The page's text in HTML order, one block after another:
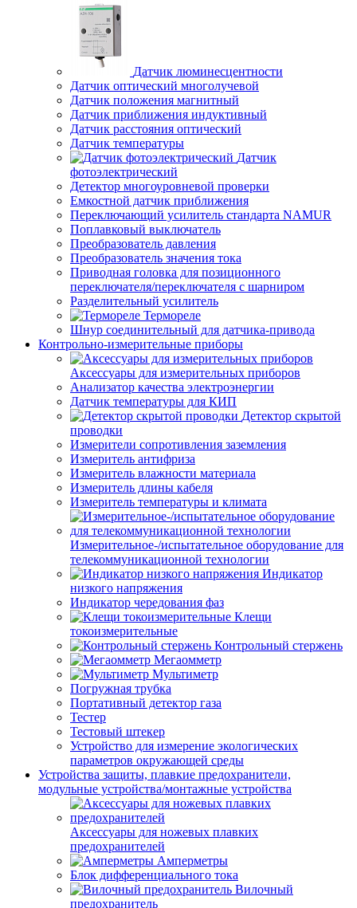
Датчик люминесцентности
Датчик оптический многолучевой
Датчик положения магнитный
Датчик приближения индуктивный
Датчик расстояния оптический
Датчик температуры
Датчик
фотоэлектрический
Детектор многоуровневой проверки
Емкостной датчик приближения
Переключающий усилитель стандарта NAMUR
Поплавковый выключатель
Преобразователь давления
Преобразователь значения тока
Приводная головка для позиционного
переключателя/переключателя с шарниром
Разделительный усилитель
Термореле
Шнур соединительный для датчика-привода
Контрольно-измерительные приборы
Аксессуары для измерительных приборов
Анализатор качества электроэнергии
Датчик температуры для КИП
Детектор скрытой
проводки
Измерители сопротивления заземления
Измеритель антифриза
Измеритель влажности материала
Измеритель длины кабеля
Измеритель температуры и климата
Измерительное-/испытательное оборудование для
телекоммуникационной технологии
Индикатор
низкого напряжения
Индикатор чередования фаз
Клещи
токоизмерительные
Контрольный стержень
Мегаомметр
Мультиметр
Погружная трубка
Портативный детектор газа
Тестер
Тестовый штекер
Устройство для измерение экологических
параметров окружающей среды
Устройства защиты, плавкие предохранители,
модульные устройства/монтажные устройства
Аксессуары для ножевых плавких
предохранителей
Амперметры
Блок дифференциального тока
Вилочный
предохранитель